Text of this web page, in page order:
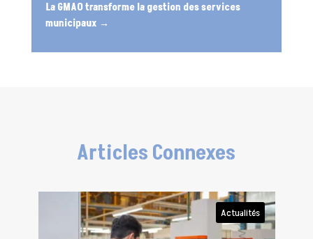
La GMAO transforme la gestion des services
municipaux →
Articles Connexes
Actualités